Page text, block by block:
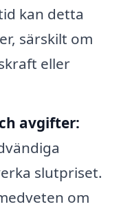
kan detta
särskilt om
eller
avgifter:
slutpriset.
om